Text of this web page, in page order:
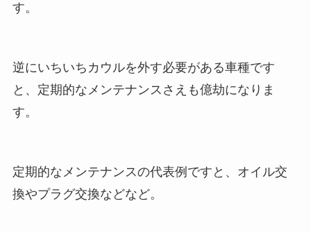
す。
逆にいちいちカウルを外す必要がある車種です
と、定期的なメンテナンスさえも億劫になりま
す。
定期的なメンテナンスの代表例ですと、オイル交
換やプラグ交換などなど。